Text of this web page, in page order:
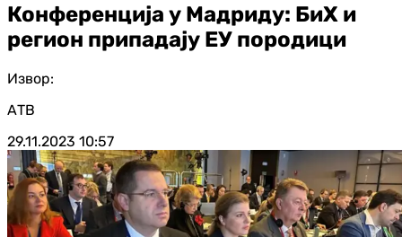
Конференција у Мадриду: БиХ и
регион припадају ЕУ породици
Извор:
АТВ
29.11.2023 10:57